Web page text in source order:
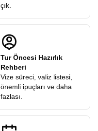
çık.
Tur Öncesi Hazırlık
Rehberi
Vize süreci, valiz listesi,
önemli ipuçları ve daha
fazlası.